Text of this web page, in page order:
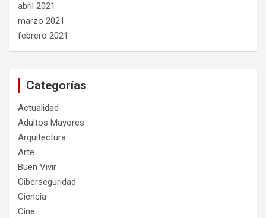
abril 2021
marzo 2021
febrero 2021
Categorías
Actualidad
Adultos Mayores
Arquitectura
Arte
Buen Vivir
Ciberseguridad
Ciencia
Cine